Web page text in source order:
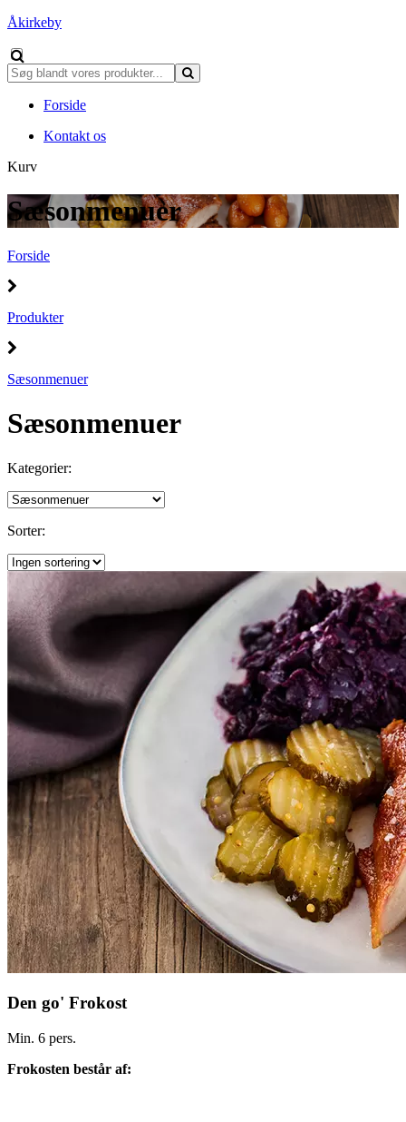
Åkirkeby
Forside
Kontakt os
Kurv
Sæsonmenuer
Forside
Produkter
Sæsonmenuer
Sæsonmenuer
Kategorier:
Sorter:
Den go' Frokost
Min. 6 pers.
Frokosten består af: